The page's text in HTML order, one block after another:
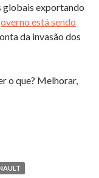
globais exportando
está sendo
da invasão dos
o que? Melhorar,